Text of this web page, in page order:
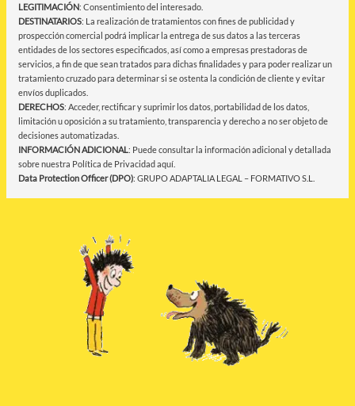
LEGITIMACIÓN: Consentimiento del interesado.
DESTINATARIOS: La realización de tratamientos con fines de publicidad y
prospección comercial podrá implicar la entrega de sus datos a las terceras
entidades de los sectores especificados, así como a empresas prestadoras de
servicios, a fin de que sean tratados para dichas finalidades y para poder realizar un
tratamiento cruzado para determinar si se ostenta la condición de cliente y evitar
envíos duplicados.
DERECHOS: Acceder, rectificar y suprimir los datos, portabilidad de los datos,
limitación u oposición a su tratamiento, transparencia y derecho a no ser objeto de
decisiones automatizadas.
INFORMACIÓN ADICIONAL: Puede consultar la información adicional y detallada
sobre nuestra Política de Privacidadaquí
Data Protection Officer (DPO): GRUPO ADAPTALIA LEGAL – FORMATIVO S.L.